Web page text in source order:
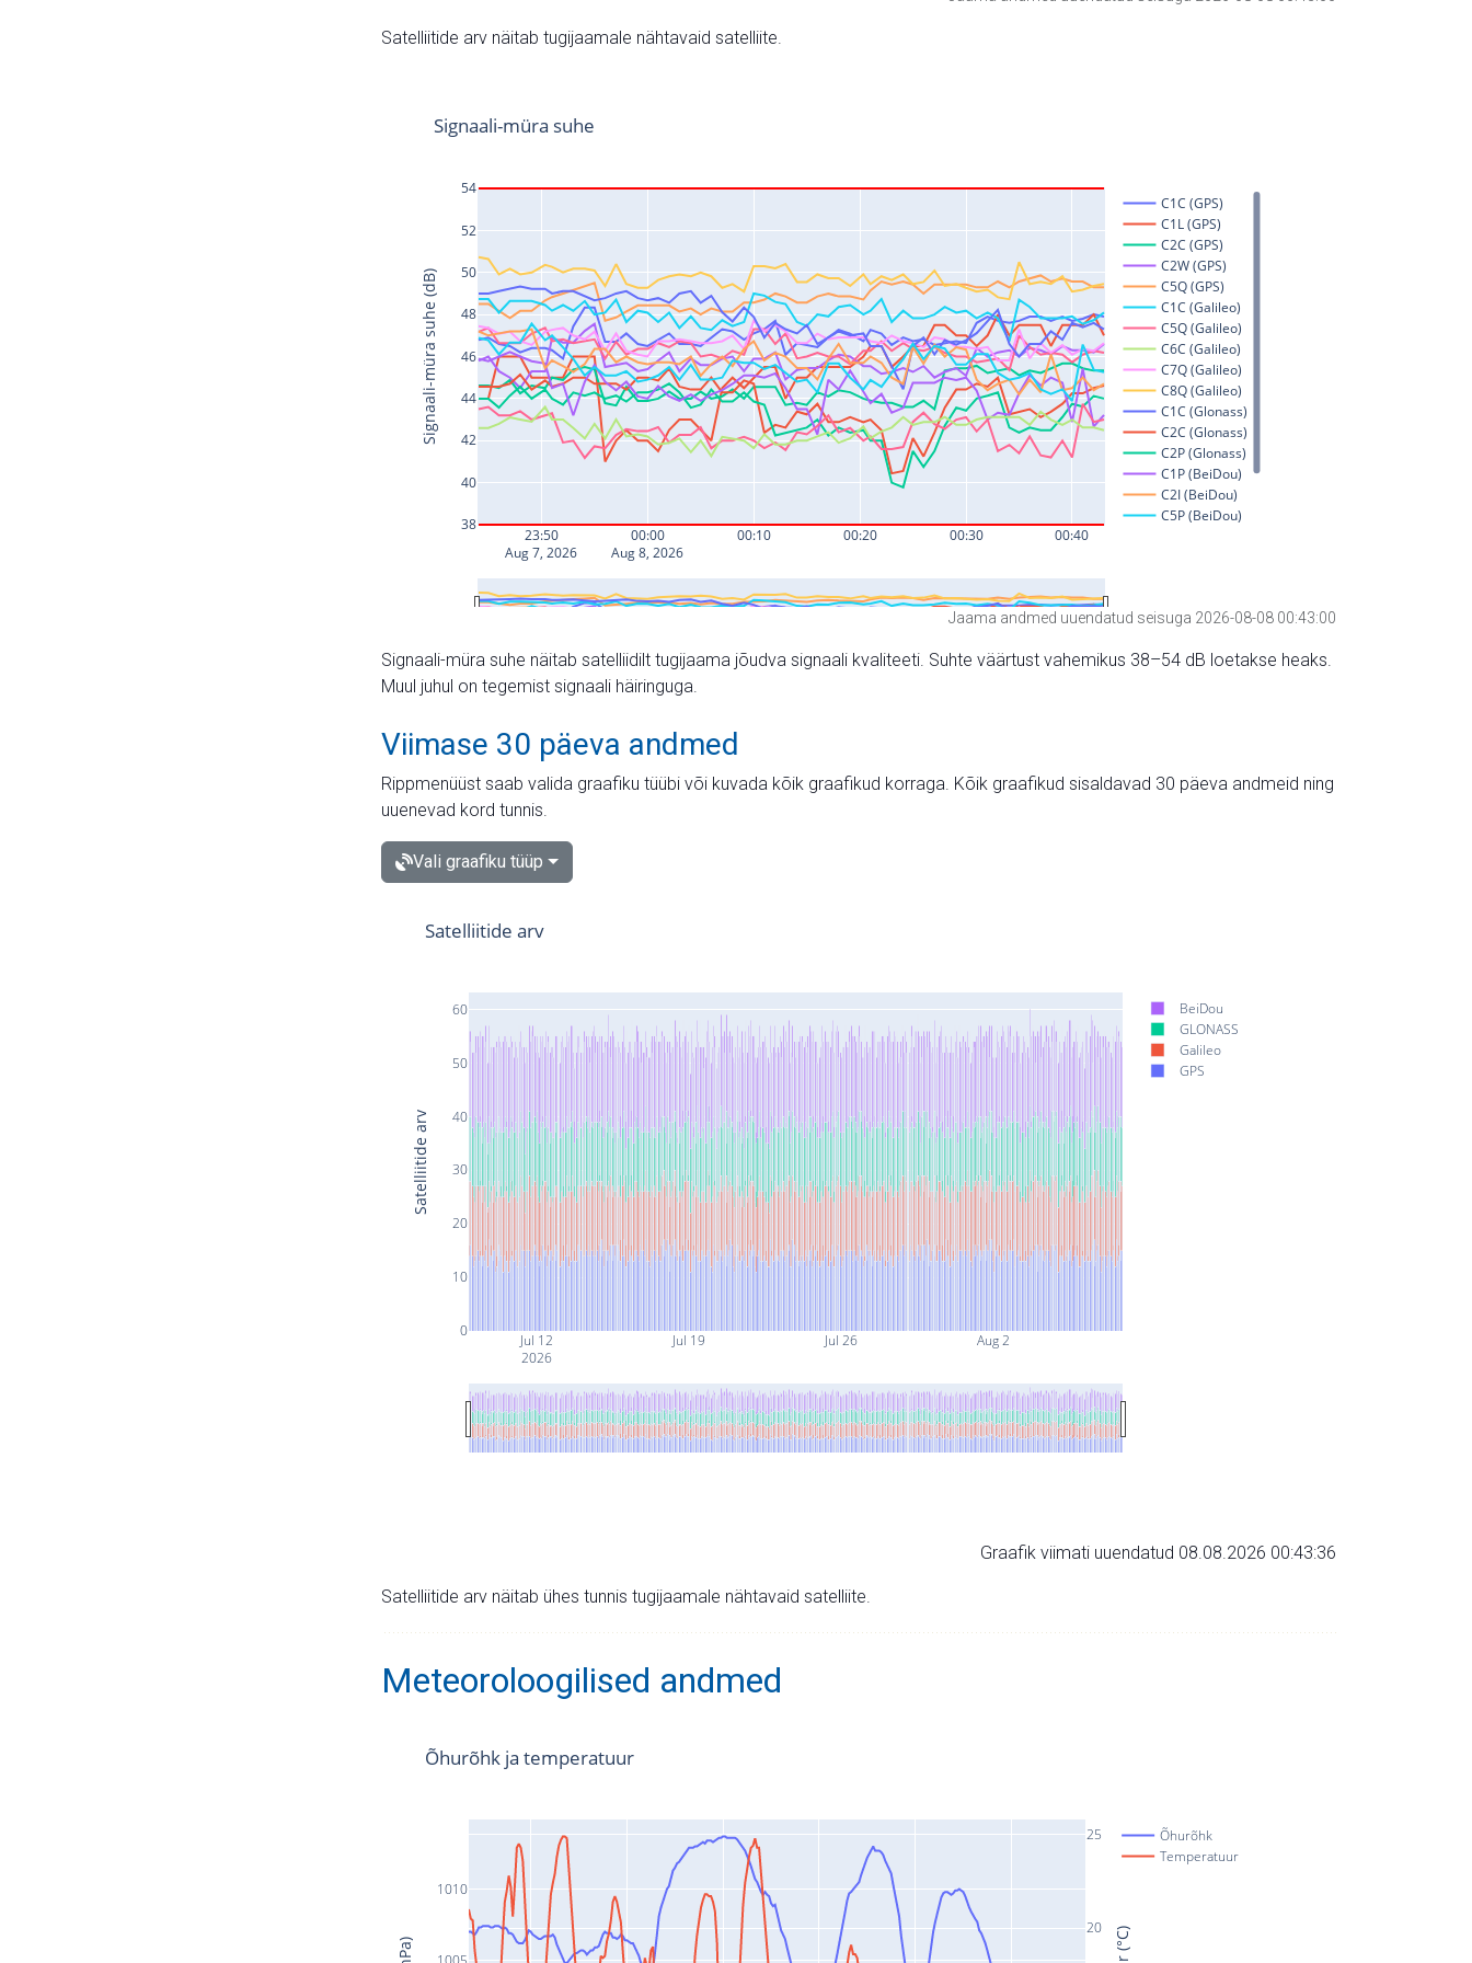
Satelliitide arv näitab tugijaamale nähtavaid satelliite.
Jaama andmed uuendatud seisuga 2026-08-08 00:43:00
Signaali-müra suhe näitab satelliidilt tugijaama jõudva signaali kvaliteeti. Suhte väärtust vahemikus 38–54 dB loetakse heaks.
Muul juhul on tegemist signaali häiringuga.
Viimase 30 päeva andmed
Rippmenüüst saab valida graafiku tüübi või kuvada kõik graafikud korraga. Kõik graafikud sisaldavad 30 päeva andmeid ning
uuenevad kord tunnis.
Vali graafiku tüüp
Jul 12
2026
Jul 19 Jul 26 Aug 2
0
10
20
30
40
50
60
BeiDou
GLONASS
Galileo
GPS
Satelliitide arv
Satelliitide arv
Graafik viimati uuendatud 08.08.2026 00:43:36
Satelliitide arv näitab ühes tunnis tugijaamale nähtavaid satelliite.
Meteoroloogilised andmed
1010
20
25
Õhurõhk
Temperatuur
Õhurõhk ja temperatuur